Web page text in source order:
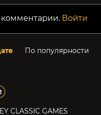
комментарии. Войти
По популярности
CLASSIC GAMES